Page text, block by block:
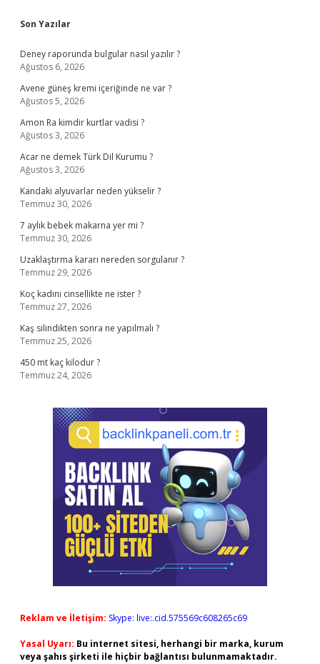
Sidebar
Son Yazılar
Deney raporunda bulgular nasıl yazılır ?
Ağustos 6, 2026
Avene güneş kremi içeriğinde ne var ?
Ağustos 5, 2026
Amon Ra kimdir kurtlar vadisi ?
Ağustos 3, 2026
Acar ne demek Türk Dil Kurumu ?
Ağustos 3, 2026
Kandaki alyuvarlar neden yükselir ?
Temmuz 30, 2026
7 aylık bebek makarna yer mi ?
Temmuz 30, 2026
Uzaklaştırma kararı nereden sorgulanır ?
Temmuz 29, 2026
Koç kadını cinsellikte ne ister ?
Temmuz 27, 2026
Kaş silindikten sonra ne yapılmalı ?
Temmuz 25, 2026
450 mt kaç kilodur ?
Temmuz 24, 2026
Reklam ve İletişim: Skype: live:.cid.575569c608265c69
Yasal Uyarı: Bu internet sitesi, herhangi bir marka, kurum
veya şahıs şirketi ile hiçbir bağlantısı bulunmamaktadır.